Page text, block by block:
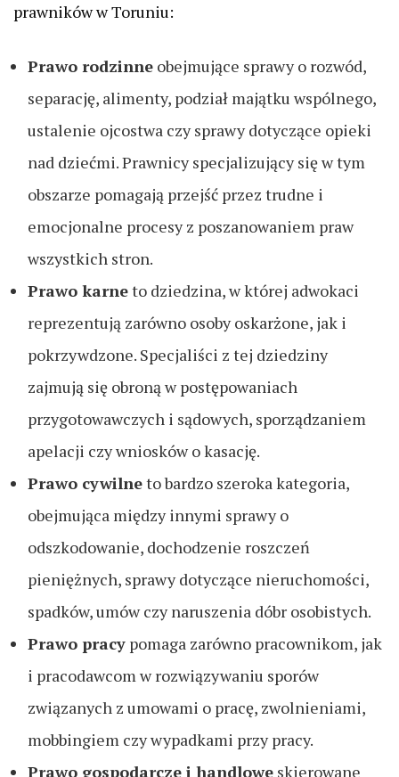
prawników w Toruniu:
Prawo rodzinne obejmujące sprawy o rozwód,
separację, alimenty, podział majątku wspólnego,
ustalenie ojcostwa czy sprawy dotyczące opieki
nad dziećmi. Prawnicy specjalizujący się w tym
obszarze pomagają przejść przez trudne i
emocjonalne procesy z poszanowaniem praw
wszystkich stron.
Prawo karneto dziedzina, w której adwokaci
reprezentują zarówno osoby oskarżone, jak i
pokrzywdzone. Specjaliści z tej dziedziny
zajmują się obroną w postępowaniach
przygotowawczych i sądowych, sporządzaniem
apelacji czy wniosków o kasację.
Prawo cywilneto bardzo szeroka kategoria,
obejmująca między innymi sprawy o
odszkodowanie, dochodzenie roszczeń
pieniężnych, sprawy dotyczące nieruchomości,
spadków, umów czy naruszenia dóbr osobistych.
Prawo pracy pomaga zarówno pracownikom, jak
i pracodawcom w rozwiązywaniu sporów
związanych z umowami o pracę, zwolnieniami,
mobbingiem czy wypadkami przy pracy.
Prawo gospodarcze i handlowe skierowane